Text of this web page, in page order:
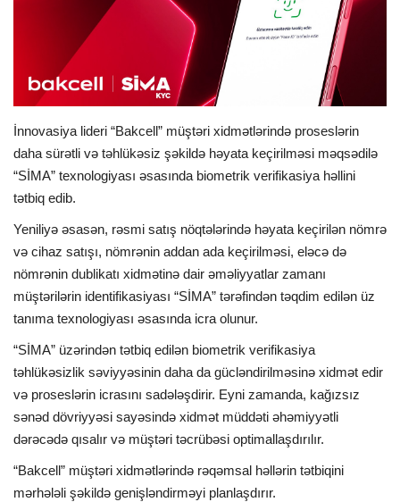
FORMULA 1
DÜNYA
ANALİTİKA
Multimedia
İnnovasiya lideri “Bakcell” müştəri xidmətlərində proseslərin
daha sürətli və təhlükəsiz şəkildə həyata keçirilməsi məqsədilə
“SİMA” texnologiyası əsasında biometrik verifikasiya həllini
tətbiq edib.
Yeniliyə əsasən, rəsmi satış nöqtələrində həyata keçirilən nömrə
və cihaz satışı, nömrənin addan ada keçirilməsi, eləcə də
nömrənin dublikatı xidmətinə dair əməliyyatlar zamanı
müştərilərin identifikasiyası “SİMA” tərəfindən təqdim edilən üz
tanıma texnologiyası əsasında icra olunur.
“SİMA” üzərindən tətbiq edilən biometrik verifikasiya
təhlükəsizlik səviyyəsinin daha da gücləndirilməsinə xidmət edir
və proseslərin icrasını sadələşdirir. Eyni zamanda, kağızsız
sənəd dövriyyəsi sayəsində xidmət müddəti əhəmiyyətli
dərəcədə qısalır və müştəri təcrübəsi optimallaşdırılır.
“Bakcell” müştəri xidmətlərində rəqəmsal həllərin tətbiqini
mərhələli şəkildə genişləndirməyi planlaşdırır.